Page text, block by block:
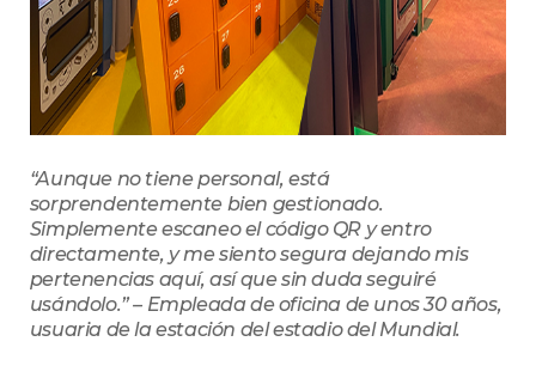
“Aunque no tiene personal, está
sorprendentemente bien gestionado.
Simplemente escaneo el código QR y entro
directamente, y me siento segura dejando mis
pertenencias aquí, así que sin duda seguiré
usándolo.” – Empleada de oficina de unos 30 años,
usuaria de la estación del estadio del Mundial.